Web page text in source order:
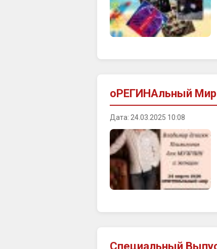
оРЕГИНАльный
Дата: 24.03.2025 10:08
Специальный